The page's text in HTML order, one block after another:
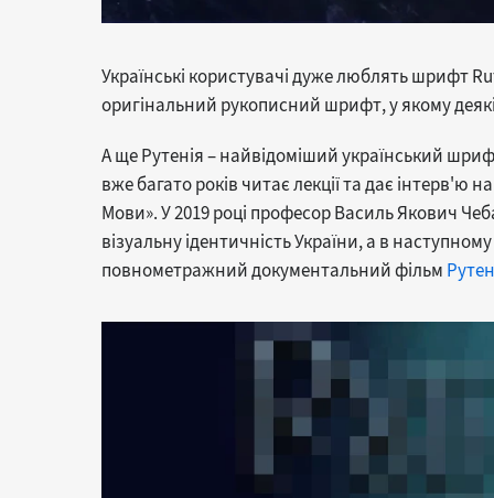
Українські користувачі дуже люблять шрифт
оригінальний рукописний шрифт, у якому
А ще Рутенія – найвідоміший український
вже багато років читає лекції та дає інтерв'ю
Мови». У 2019 році професор Василь Якович
візуальну ідентичність України, а в
повнометражний документальний фільм